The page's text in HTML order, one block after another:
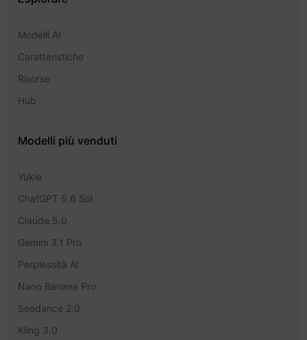
Modelli AI
Caratteristiche
Risorse
Hub
Modelli più venduti
Yukie
ChatGPT 5.6 Sol
Claude 5.0
Gemini 3.1 Pro
Perplessità AI
Nano Banana Pro
Seedance 2.0
Kling 3.0